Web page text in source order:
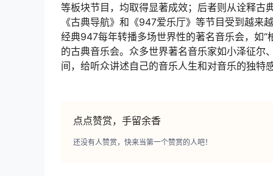
等板块节目，均取得显著成效；后者则从诠释古
《古典导航》和《947爱乐厅》等节目受到越来
经典947每年转播多场世界性的著名音乐会，如“
的古典音乐会。众多世界著名音乐家如小泽征尔
间，给听众讲述自己的音乐人生和对音乐的独特
点点赞赏，手留余香
还没有人赞赏，快来当第一个赞赏的人吧！